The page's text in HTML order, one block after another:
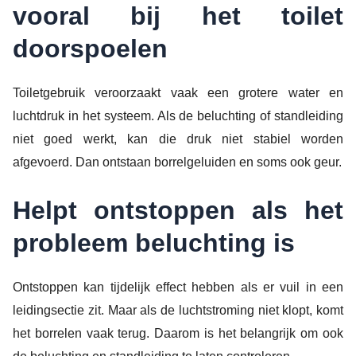
vooral bij het toilet
doorspoelen
Toiletgebruik veroorzaakt vaak een grotere water en
luchtdruk in het systeem. Als de beluchting of standleiding
niet goed werkt, kan die druk niet stabiel worden
afgevoerd. Dan ontstaan borrelgeluiden en soms ook geur.
Helpt ontstoppen als het
probleem beluchting is
Ontstoppen kan tijdelijk effect hebben als er vuil in een
leidingsectie zit. Maar als de luchtstroming niet klopt, komt
het borrelen vaak terug. Daarom is het belangrijk om ook